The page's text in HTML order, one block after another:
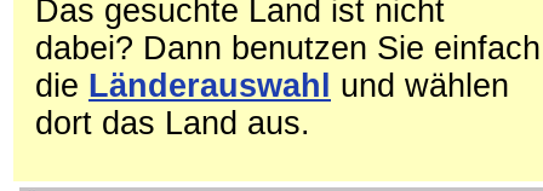
Das gesuchte Land ist nicht
dabei? Dann benutzen Sie einfach
die Länderauswahl
und wählen
dort das Land aus.